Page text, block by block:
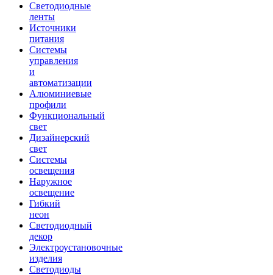
Светодиодные
ленты
Источники
питания
Системы
управления
и
автоматизации
Алюминиевые
профили
Функциональный
свет
Дизайнерский
свет
Системы
освещения
Наружное
освещение
Гибкий
неон
Светодиодный
декор
Электроустановочные
изделия
Светодиоды